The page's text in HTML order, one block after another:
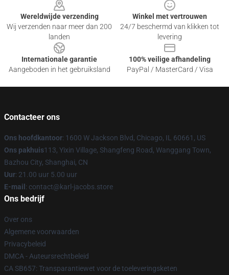
Wereldwijde verzending
Wij verzenden naar meer dan 200
landen
Winkel met vertrouwen
24/7 beschermd van klikken tot
levering
Internationale garantie
Aangeboden in het gebruiksland
100% veilige afhandeling
PayPal / MasterCard / Visa
Contacteer ons
Ons hoofdkantoor: 1600 W Jackson Blvd, Chicago, IL 60661, US
Ons pakhuis113, Yixin Village, Shangfeng Road, Wanggang Town,
Bazhou City, Shanghai, CN
Uur: 21.00 uur 5.00 uur
E-mail : contact@karl-jacobs.store
Ons bedrijf
Over ons
Algemene voorwaarden
Privacybeleid
DMCA - Auteursrechtbeleid
CA SB657: Transparantiewet voor de toeleveringsketen